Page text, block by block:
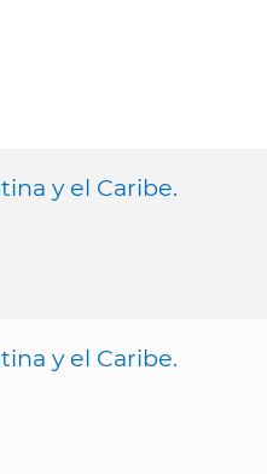
y el Caribe.
y el Caribe.